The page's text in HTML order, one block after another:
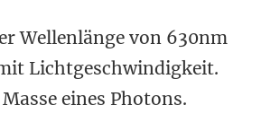
Wellenlänge von 630nm
Lichtgeschwindigkeit.
eines Photons.